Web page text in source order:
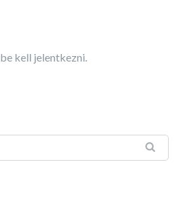
be kell jelentkezni.